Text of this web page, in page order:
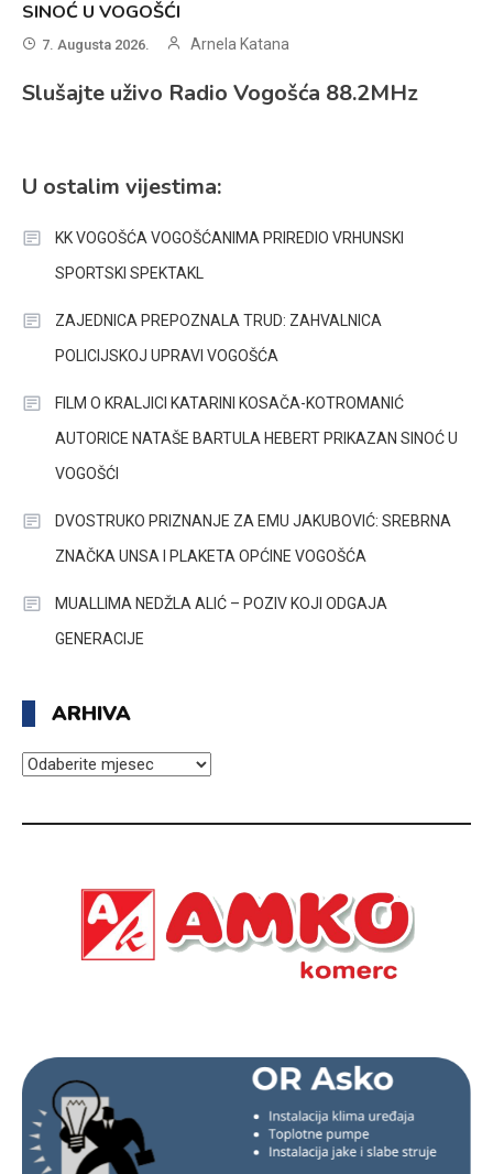
SINOĆ U VOGOŠĆI
7. Augusta 2026. Arnela Katana
Slušajte uživo Radio Vogošća 88.2MHz
U ostalim vijestima:
KK VOGOŠĆA VOGOŠĆANIMA PRIREDIO VRHUNSKI
SPORTSKI SPEKTAKL
ZAJEDNICA PREPOZNALA TRUD: ZAHVALNICA
POLICIJSKOJ UPRAVI VOGOŠĆA
FILM O KRALJICI KATARINI KOSAČA-KOTROMANIĆ
AUTORICE NATAŠE BARTULA HEBERT PRIKAZAN SINOĆ U
VOGOŠĆI
DVOSTRUKO PRIZNANJE ZA EMU JAKUBOVIĆ: SREBRNA
ZNAČKA UNSA I PLAKETA OPĆINE VOGOŠĆA
MUALLIMA NEDŽLA ALIĆ – POZIV KOJI ODGAJA
GENERACIJE
ARHIVA
ARHIVA